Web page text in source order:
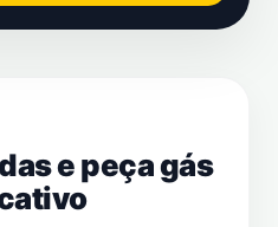
e peça gás